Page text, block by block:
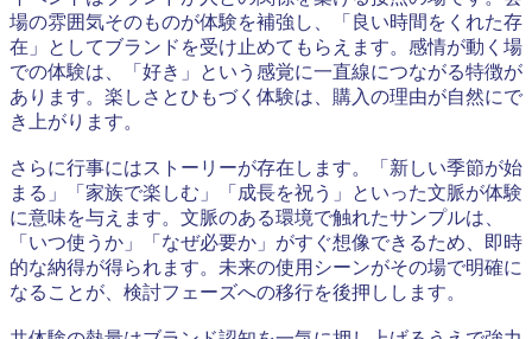
場の雰囲気そのものが体験を補強し、「良い時間をくれた存
在」としてブランドを受け止めてもらえます。感情が動く場
での体験は、「好き」という感覚に一直線につながる特徴が
あります。楽しさとひもづく体験は、購入の理由が自然にで
き上がります。
さらに行事にはストーリーが存在します。「新しい季節が始
まる」「家族で楽しむ」「成長を祝う」といった文脈が体験
に意味を与えます。文脈のある環境で触れたサンプルは、
「いつ使うか」「なぜ必要か」がすぐ想像できるため、即時
的な納得が得られます。未来の使用シーンがその場で明確に
なることが、検討フェーズへの移行を後押しします。